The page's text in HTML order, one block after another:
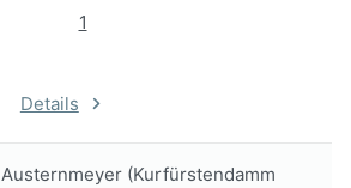
1
Details
Austernmeyer (Kurfürstendamm